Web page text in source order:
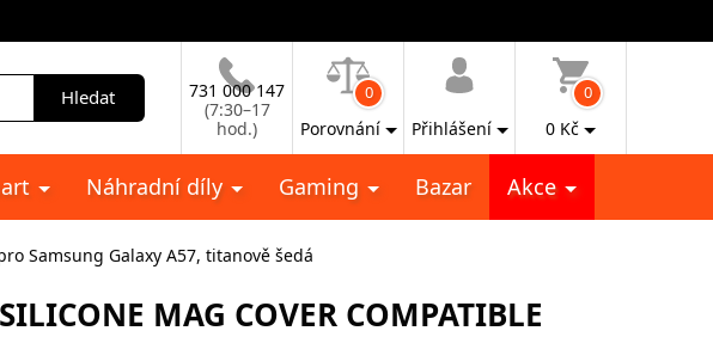
Hledat
731 000 147
(7:30–17
hod.)
0
Porovnání Přihlášení
0
0 Kč
Náhradní díly Gaming Bazar Akce
Samsung Galaxy A57, titanově šedá
MAG COVER COMPATIBLE